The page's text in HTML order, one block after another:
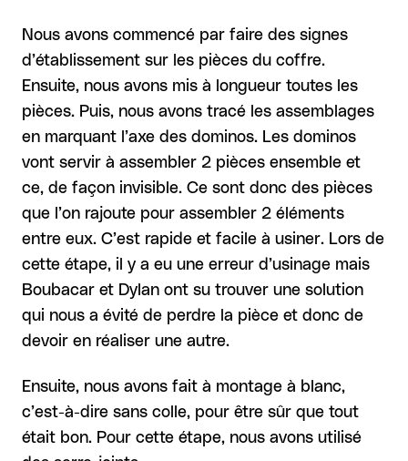
Nous avons commencé par faire des signes
d’établissement sur les pièces du coffre.
Ensuite, nous avons mis à longueur toutes les
pièces. Puis, nous avons tracé les assemblages
en marquant l’axe des dominos. Les dominos
vont servir à assembler 2 pièces ensemble et
ce, de façon invisible. Ce sont donc des pièces
que l’on rajoute pour assembler 2 éléments
entre eux. C’est rapide et facile à usiner. Lors de
cette étape, il y a eu une erreur d’usinage mais
Boubacar et Dylan ont su trouver une solution
qui nous a évité de perdre la pièce et donc de
devoir en réaliser une autre.
Ensuite, nous avons fait à montage à blanc,
c’est-à-dire sans colle, pour être sûr que tout
était bon. Pour cette étape, nous avons utilisé